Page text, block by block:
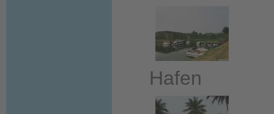
Hafen